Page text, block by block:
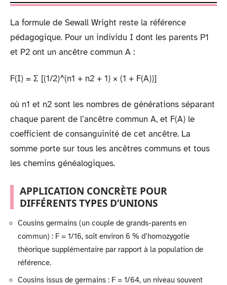
La formule de Sewall Wright reste la référence
pédagogique. Pour un individu I dont les parents P1
et P2 ont un ancêtre commun A :
F(I) = Σ [(1/2)^(n1 + n2 + 1) × (1 + F(A))]
où n1 et n2 sont les nombres de générations séparant
chaque parent de l’ancêtre commun A, et F(A) le
coefficient de consanguinité de cet ancêtre. La
somme porte sur tous les ancêtres communs et tous
les chemins généalogiques.
APPLICATION CONCRÈTE POUR
DIFFÉRENTS TYPES D’UNIONS
Cousins germains (un couple de grands-parents en
commun) : F = 1/16, soit environ 6 % d’homozygotie
théorique supplémentaire par rapport à la population de
référence.
Cousins issus de germains : F = 1/64, un niveau souvent